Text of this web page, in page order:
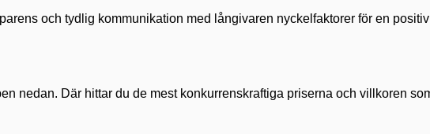
och tydlig kommunikation med långivaren nyckelfaktorer för en
nedan. Där hittar du de mest konkurrenskraftiga priserna och villkoren